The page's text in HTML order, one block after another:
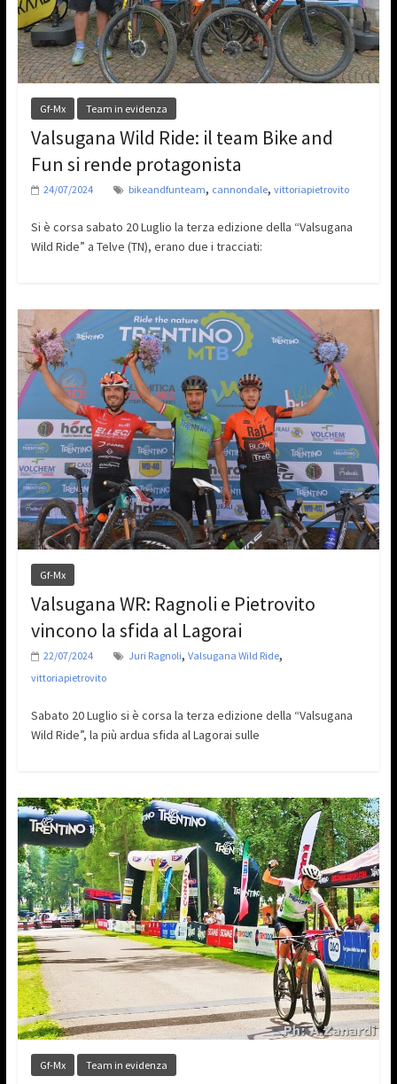
Gf-Mx Team in evidenza
Valsugana Wild Ride: il team Bike and
Fun si rende protagonista
24/07/2024 bikeandfunteam, cannondale, vittoriapietrovito
Si è corsa sabato 20 Luglio la terza edizione della “Valsugana
Wild Ride” a Telve (TN), erano due i tracciati:
Gf-Mx
Valsugana WR: Ragnoli e Pietrovito
vincono la sfida al Lagorai
22/07/2024 Juri Ragnoli, Valsugana Wild Ride,
vittoriapietrovito
Sabato 20 Luglio si è corsa la terza edizione della “Valsugana
Wild Ride”, la più ardua sfida al Lagorai sulle
Gf-Mx Team in evidenza